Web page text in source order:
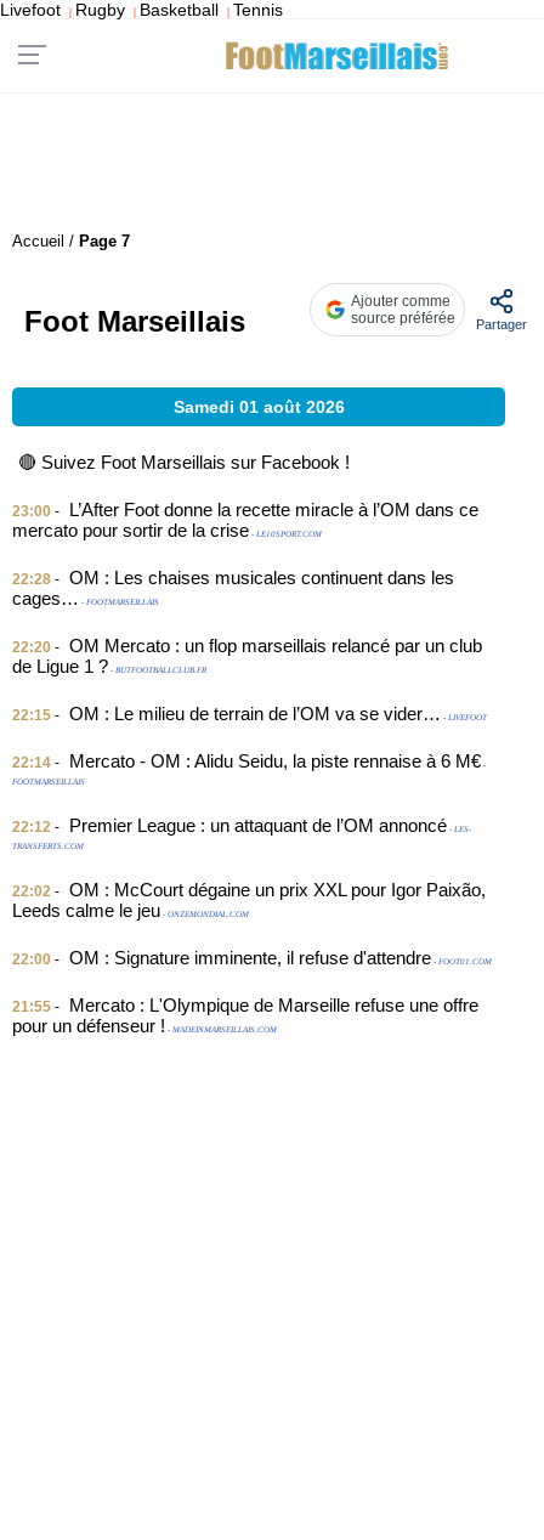
Livefoot | Rugby | Basketball | Tennis
Accueil / Page 7
Foot Marseillais
Ajouter comme
source préférée
Partager
Samedi 01 août 2026
🔴 Suivez Foot Marseillais sur Facebook !
23:00 -
L’After Foot donne la recette miracle à l’OM dans ce
mercato pour sortir de la crise - LE10SPORT.COM
22:28 - OM : Les chaises musicales continuent dans les
cages… - FOOTMARSEILLAIS
22:20 - OM Mercato : un flop marseillais relancé par un club
de Ligue 1 ? - BUTFOOTBALLCLUB.FR
22:15 - OM : Le milieu de terrain de l’OM va se vider… - LIVEFOOT
22:14 - Mercato - OM : Alidu Seidu, la piste rennaise à 6 M€ -
FOOTMARSEILLAIS
22:12 - Premier League : un attaquant de l’OM annoncé - LES-
TRANSFERTS.COM
22:02 - OM : McCourt dégaine un prix XXL pour Igor Paixão,
Leeds calme le jeu - ONZEMONDIAL.COM
22:00 - OM : Signature imminente, il refuse d'attendre - FOOT01.COM
21:55 -
Mercato : L'Olympique de Marseille refuse une offre
pour un défenseur ! - MADEINMARSEILLAIS.COM